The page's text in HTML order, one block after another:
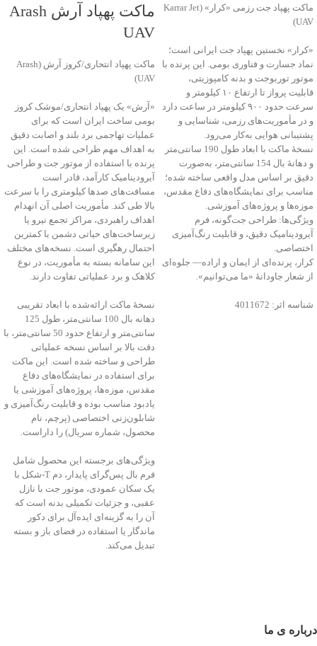
ماکت پهپاد جت رزمی «کرار» (Karrar Jet
UAV)
«کرار» نخستین پهپاد جت ایرانی است؛
نماد جسارت و فناوری بومی. این پرنده با
موتور توربوجت و بدنه کامپوزیتی،
قابلیت پرواز تا ارتفاع ۱۰ کیلومتر و
سرعت حدود ۹۰۰ کیلومتر در ساعت دارد
و در مأموریت‌های رزمی، شناسایی و
پشتیبانی هوایی به‌کار می‌رود.
نسخهٔ ماکت با ابعاد طول 190 سانتی‌متر
و دهانهٔ بال 154 سانتی‌متر، به‌صورت
دقیق بر اساس مدل واقعی ساخته شده؛
مناسب برای نمایشگاه‌های دفاع مقدس،
موزه‌ها و پروژه‌های آموزشی.
ویژگی‌ها: طراحی جت‌گونه، فرم
آیرودینامیک دقیق، و قابلیت رنگ‌آمیزی
اختصاصی.
کرار، پرنده‌ای از ایمان و اراده— جلوه‌ای
از شعار جاودانۀ «ما می‌توانیم».
شناسه اثر: 4011672
ماکت پهپاد آرش Arash
UAV
ماکت پهپاد انتحاری/کروز آرش (Arash
UAV)
«آرش» یک پهپاد انتحاری/موشک کروز
بومی ساخت ایران است که برای
عملیات تهاجمی برد بلند و اصابت دقیق
به اهداف مهم طراحی شده است. این
پرنده با استفاده از موتور جت و طراحی
آیرودینامیک کارآمد، قادر است
مسافت‌های صدها کیلومتری را با سرعت
بالا طی کند. مأموریت اصلی آن انهدام
اهداف راهبردی، مراکز تجمع نیرو یا
زیرساخت‌های حیاتی دشمن با کمترین
احتمال رهگیری است. نسخه‌های مختلف
این سامانه بسته به مأموریت، در نوع
کلاهک و برد عملیاتی تفاوت دارند.
نسخهٔ ماکت ارائه‌شده با ابعاد تقریبی
دهانه بال 100 سانتی‌متر، طول 125
سانتی‌متر و ارتفاع حدود 50 سانتی‌متر، با
دقت بالا بر اساس نسخه عملیاتی
طراحی و ساخته شده است. این ماکت
برای استفاده در نمایشگاه‌های دفاع
مقدس، موزه‌ها، پروژه‌های آموزشی یا
یادبود مناسب بوده و قابلیت رنگ‌آمیزی و
شابلون‌زنی اختصاصی (پرچم، نام
محصول، شماره سریال) را داراست.
ویژگی‌های برجسته این محصول شامل
فرم بال پس‌گرای پایدار، دم T‑شکل با
یک سکان عمودی، موتور جت با نازل
عقبی، و جزئیات تکمیلی بدنه است که
آن را به گزینه‌ای ایده‌آل برای دکور
ماندگار یا استفاده در فضای باز و بسته
تبدیل می‌کند.
درباره ی ما